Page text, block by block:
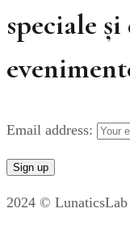
speciale
Email address:
2024 © LunaticsLab